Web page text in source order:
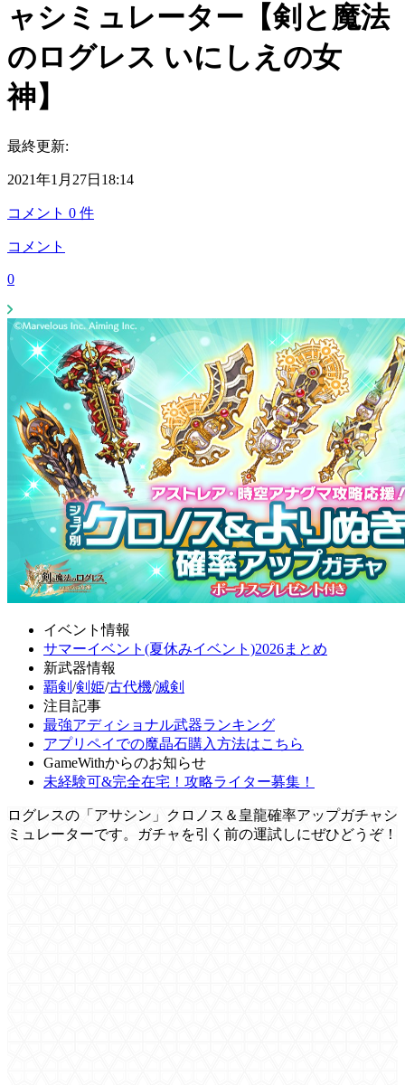
ャシミュレーター【剣と魔法
のログレス いにしえの女
神】
最終更新:
2021年1月27日18:14
コメント 0 件
コメント
0
イベント情報
サマーイベント(夏休みイベント)2026まとめ
新武器情報
覇剣 /剣姫/古代機/滅剣
注目記事
最強アディショナル武器ランキング
アプリペイでの魔晶石購入方法はこちら
GameWithからのお知らせ
未経験可&完全在宅！攻略ライター募集！
ログレスの「アサシン」クロノス＆皇龍確率アップガチャシ
ミュレーターです。ガチャを引く前の運試しにぜひどうぞ！